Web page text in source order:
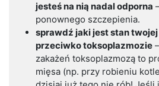
jesteś na nią nadal odporna
ponownego szczepienia.
sprawdź jaki jest stan
przeciwko toksoplazmozie
zakażeń toksoplazmozą to
mięsa (np. przy robieniu